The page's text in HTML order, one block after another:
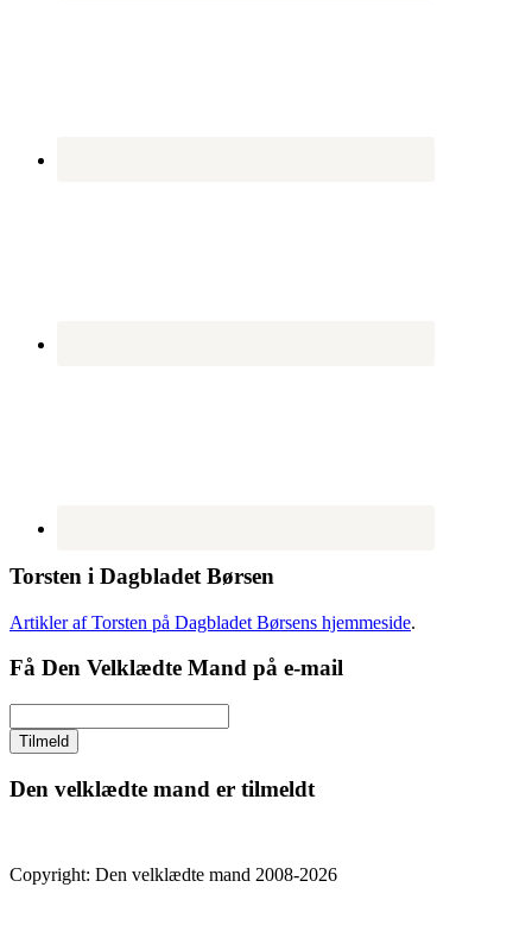
Torsten i Dagbladet Børsen
Artikler af Torsten på Dagbladet Børsens hjemmeside.
Få Den Velklædte Mand på e-mail
Den velklædte mand er tilmeldt
Copyright: Den velklædte mand 2008-2026